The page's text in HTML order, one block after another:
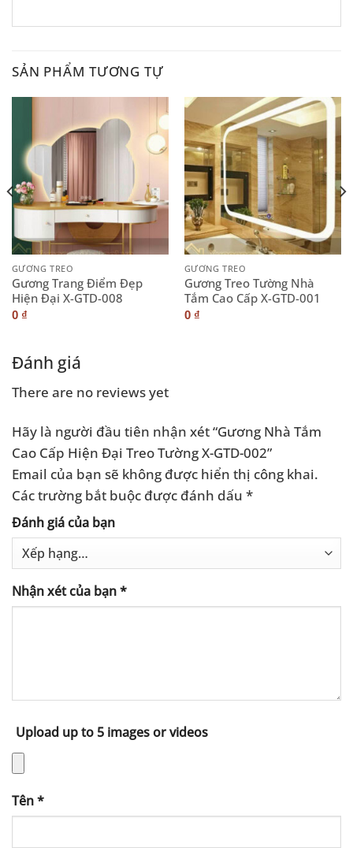
SẢN PHẨM TƯƠNG TỰ
GƯƠNG TREO
Gương Trang Điểm Đẹp
Hiện Đại X-GTD-008
0 ₫
GƯƠNG TREO
Gương Treo Tường Nhà
Tắm Cao Cấp X-GTD-001
0 ₫
Đánh giá
There are no reviews yet
Hãy là người đầu tiên nhận xét “Gương Nhà Tắm
Cao Cấp Hiện Đại Treo Tường X-GTD-002”
Email của bạn sẽ không được hiển thị công khai.
Các trường bắt buộc được đánh dấu *
Đánh giá của bạn
Nhận xét của bạn*
Upload up to 5 images or videos
Tên*